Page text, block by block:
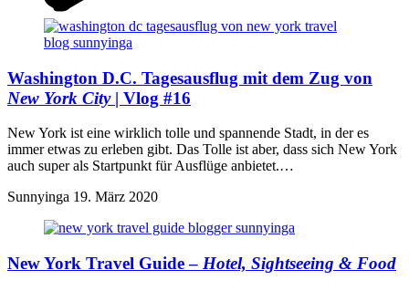
Washington D.C. Tagesausflug mit dem Zug von
New York City| Vlog #16
New York ist eine wirklich tolle und spannende Stadt, in der es
immer etwas zu erleben gibt. Das Tolle ist aber, dass sich New York
auch super als Startpunkt für Ausflüge anbietet.…
Sunnyinga 19. März 2020
New York Travel Guide – Hotel, Sightseeing & Food